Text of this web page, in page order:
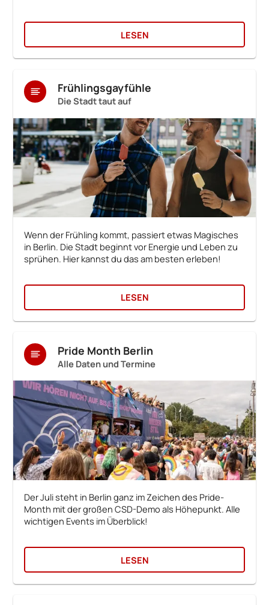
LESEN
Frühlingsgayfühle
Die Stadt taut auf
Wenn der Frühling kommt, passiert etwas Magisches
in Berlin. Die Stadt beginnt vor Energie und Leben zu
sprühen. Hier kannst du das am besten erleben!
LESEN
Pride Month Berlin
Alle Daten und Termine
Der Juli steht in Berlin ganz im Zeichen des Pride-
Month mit der großen CSD-Demo als Höhepunkt. Alle
wichtigen Events im Überblick!
LESEN